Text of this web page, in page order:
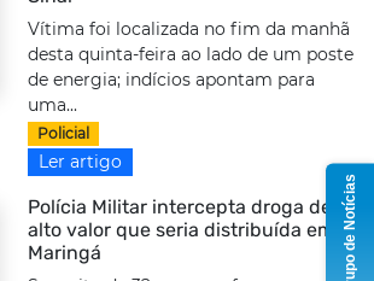
Vítima foi localizada no fim da manhã
desta quinta-feira ao lado de um poste
de energia; indícios apontam para
uma...
Policial
Ler artigo
Polícia Militar intercepta droga de
alto valor que seria distribuída em
Maringá
Grupo de Notícias